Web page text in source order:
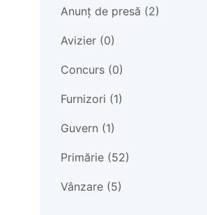
Anunț de presă (2)
Avizier (0)
Concurs (0)
Furnizori (1)
Guvern (1)
Primărie (52)
Vânzare (5)